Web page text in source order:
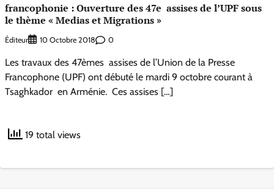
francophonie : Ouverture des 47e assises de l’UPF sous
le thème « Medias et Migrations »
Éditeur 10 Octobre 2018 0
Les travaux des 47èmes assises de l’Union de la Presse
Francophone (UPF) ont débuté le mardi 9 octobre courant à
Tsaghkador en Arménie. Ces assises […]
19 total views